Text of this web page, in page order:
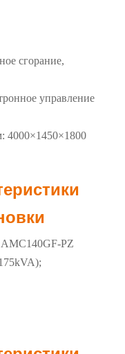
сгорание,
управление
AMC140GF-PZ